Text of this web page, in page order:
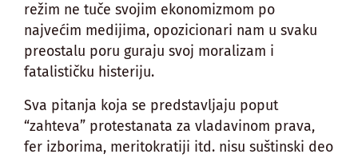
režim ne tuče svojim ekonomizmom po
najvećim medijima, opozicionari nam u svaku
preostalu poru guraju svoj moralizam i
fatalističku histeriju.
Sva pitanja koja se predstavljaju poput
“zahteva” protestanata za vladavinom prava,
fer izborima, meritokratiji itd. nisu suštinski deo